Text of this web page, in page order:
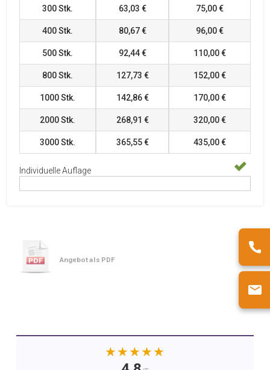
300Stk. 63,03 € 75,00 €
400Stk. 80,67 € 96,00 €
500Stk. 92,44 € 110,00 €
800Stk. 127,73 € 152,00 €
1000Stk. 142,86 € 170,00 €
2000Stk. 268,91 € 320,00 €
3000Stk. 365,55 € 435,00 €
Individuelle Auflage
Angebot als PDF
★★★★★